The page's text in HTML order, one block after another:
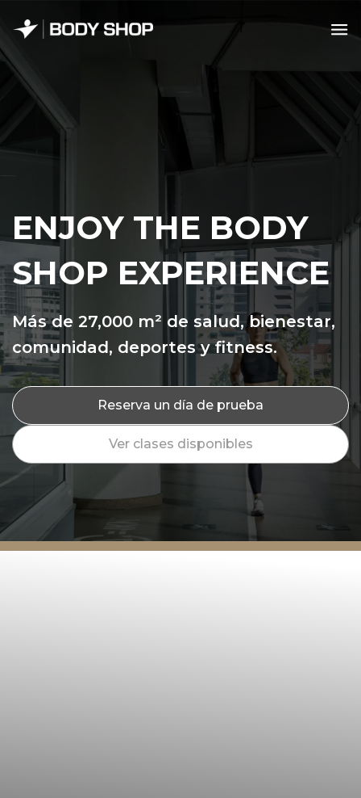
content
ENJOY THE BODY
SHOP EXPERIENCE
Más de 27,000 m² de salud, bienestar,
comunidad, deportes y fitness.
Reserva un día de prueba
Ver clases disponibles